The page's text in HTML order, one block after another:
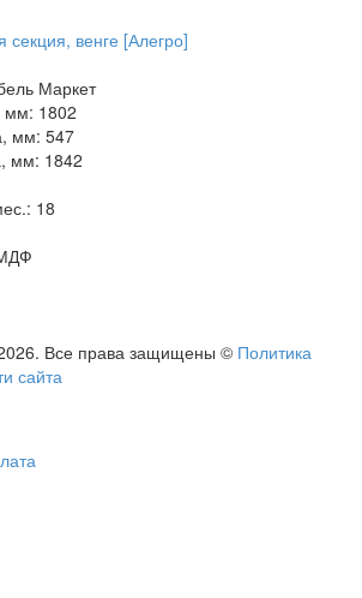
секция, венге [Алегро]
Маркет
мм: 1802
мм: 547
мм: 1842
18
Все права защищены © Политика
сайта